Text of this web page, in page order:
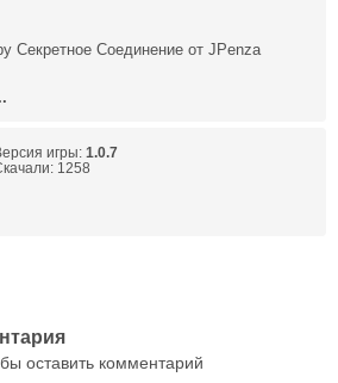
Секретное Соединение от JPenza
игры: 1.0.7
1258
оставить комментарий